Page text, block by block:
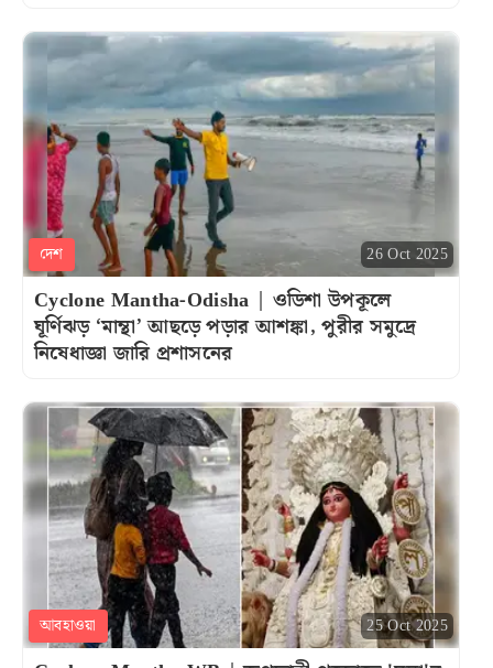
দেশ 26 Oct 2025
Cyclone Mantha-Odisha | ওডিশা উপকূলে
ঘূর্ণিঝড় ‘মান্থা’ আছড়ে পড়ার আশঙ্কা, পুরীর সমুদ্রে
নিষেধাজ্ঞা জারি প্রশাসনের
আবহাওয়া 25 Oct 2025